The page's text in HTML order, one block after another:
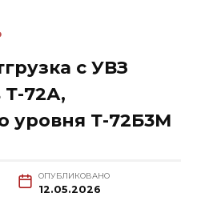
с УВЗ
Т-72А,
уровня Т-72Б3М
ОПУБЛИКОВАНО
12.05.2026